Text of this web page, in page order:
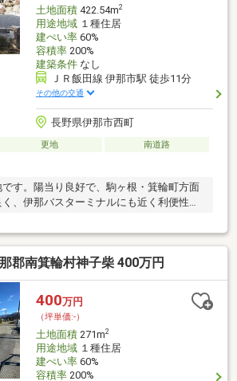
土地面積422.54m2
用途地域１種住居
建ぺい率60%
容積率200%
建築条件なし
ＪＲ飯田線 伊那市駅 徒歩11分
その他の交通
長野県伊那市西町
更地
南道路
す。陽当り良好で、駒ヶ根・箕輪町方面
、伊那バスターミナルにも近く利便性の
郡南箕輪村神子柴 400万円
400万円
（坪単価:-）
土地面積271m2
用途地域１種住居
建ぺい率60%
容積率200%